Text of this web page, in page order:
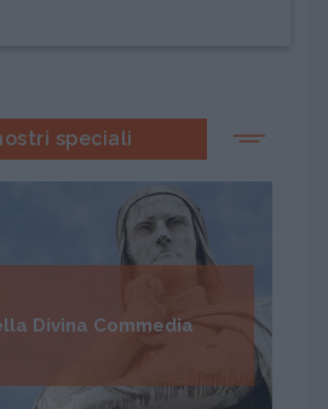
speciali
Divina Commedia